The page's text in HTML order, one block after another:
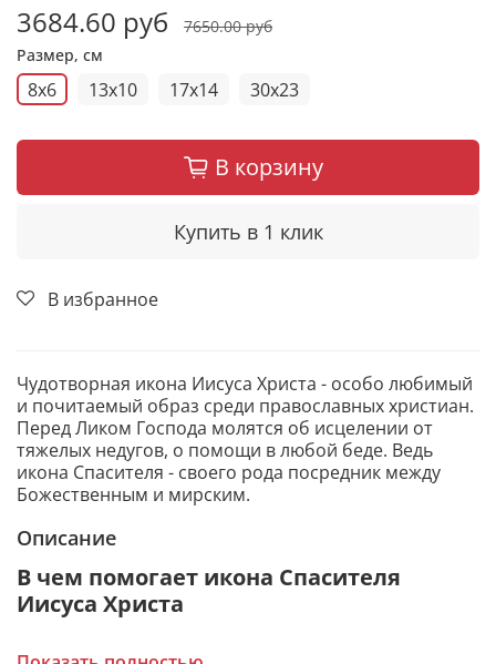
3684.60 руб
7650.00 руб
Размер, см
8x6 13x10 17x14 30x23
В корзину
Купить в 1 клик
В избранное
Чудотворная икона Иисуса Христа - особо любимый
и почитаемый образ среди православных христиан.
Перед Ликом Господа молятся об исцелении от
тяжелых недугов, о помощи в любой беде. Ведь
икона Спасителя - своего рода посредник между
Божественным и мирским.
Описание
В чем помогает икона Спасителя
Иисуса Христа